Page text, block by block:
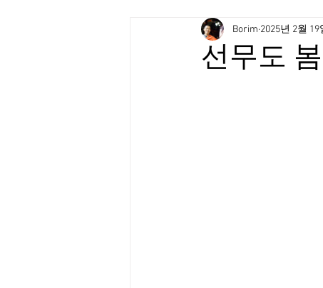
선무도총본산골굴사 시명상
선무도
Borim 2025년 2월 19